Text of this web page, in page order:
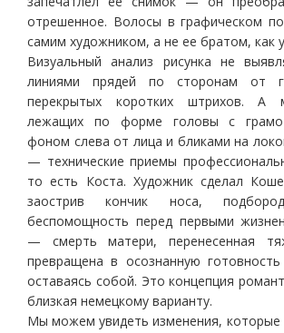
отрешенное. Волосы в графическом
самим художником, а не ее братом, как
Визуальный анализ рисунка не
линиями прядей по сторонам от
перекрытых коротких штрихов. А
лежащих по форме головы с
фоном слева от лица и бликами на
— технические приемы
то есть Коста. Художник сделал
заострив кончик носа,
беспомощность перед первыми
— смерть матери, перенесенная
превращена в осознанную
оставаясь собой. Это концепция
близкая немецкому варианту.
Мы можем увидеть изменения, которые